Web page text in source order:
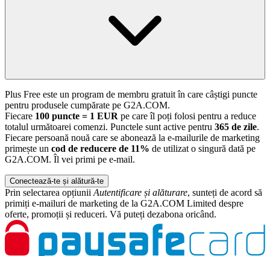
Plus Free este un program de membru gratuit în care câștigi puncte
pentru produsele cumpărate pe G2A.COM.
Fiecare 100 puncte = 1 EUR pe care îl poți folosi pentru a reduce
totalul următoarei comenzi. Punctele sunt active pentru 365 de zile.
Fiecare persoană nouă care se abonează la e-mailurile de marketing
primește un cod de reducere de 11% de utilizat o singură dată pe
G2A.COM. Îl vei primi pe e-mail.
Conectează-te și alătură-te
Prin selectarea opțiunii Autentificare și alăturare, sunteți de acord să
primiți e-mailuri de marketing de la G2A.COM Limited despre
oferte, promoții și reduceri. Vă puteți dezabona oricând.